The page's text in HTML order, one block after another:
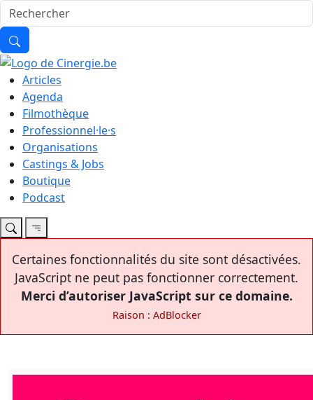
Articles
Agenda
Filmothèque
Professionnel·le·s
Organisations
Castings & Jobs
Boutique
Podcast
Certaines fonctionnalités du site sont désactivées.
JavaScript ne peut pas fonctionner correctement.
Merci d’autoriser JavaScript sur ce domaine.
Raison : AdBlocker